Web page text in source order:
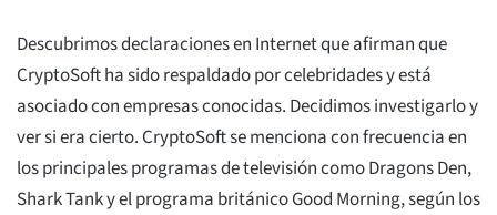
Descubrimos declaraciones en Internet que afirman que
CryptoSoft ha sido respaldado por celebridades y está
asociado con empresas conocidas. Decidimos investigarlo y
ver si era cierto. CryptoSoft se menciona con frecuencia en
los principales programas de televisión como Dragons Den,
Shark Tank y el programa británico Good Morning, según los